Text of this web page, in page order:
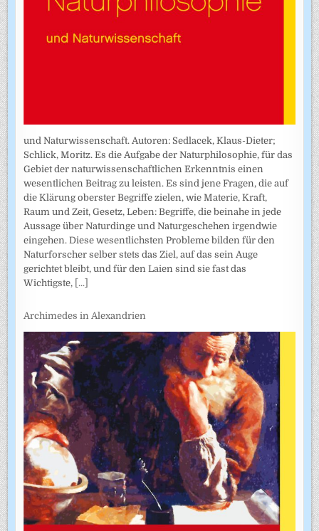
und Naturwissenschaft. Autoren: Sedlacek, Klaus-Dieter;
Schlick, Moritz. Es die Aufgabe der Naturphilosophie, für das
Gebiet der naturwissenschaftlichen Erkenntnis einen
wesentlichen Beitrag zu leisten. Es sind jene Fragen, die auf
die Klärung oberster Begriffe zielen, wie Materie, Kraft,
Raum und Zeit, Gesetz, Leben: Begriffe, die beinahe in jede
Aussage über Naturdinge und Naturgeschehen irgendwie
eingehen. Diese wesentlichsten Probleme bilden für den
Naturforscher selber stets das Ziel, auf das sein Auge
gerichtet bleibt, und für den Laien sind sie fast das
Wichtigste, [...]
Archimedes in Alexandrien